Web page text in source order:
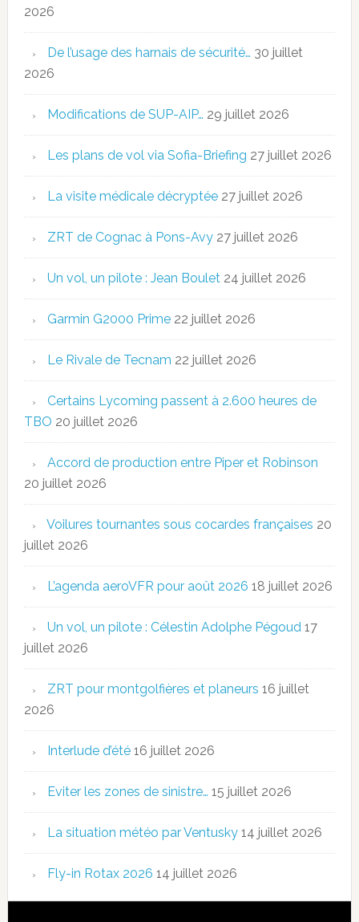
2026
De l’usage des harnais de sécurité… 30 juillet
2026
Modifications de SUP-AIP… 29 juillet 2026
Les plans de vol via Sofia-Briefing 27 juillet 2026
La visite médicale décryptée 27 juillet 2026
ZRT de Cognac à Pons-Avy 27 juillet 2026
Un vol, un pilote : Jean Boulet 24 juillet 2026
Garmin G2000 Prime 22 juillet 2026
Le Rivale de Tecnam 22 juillet 2026
Certains Lycoming passent à 2.600 heures de
TBO 20 juillet 2026
Accord de production entre Piper et Robinson
20 juillet 2026
Voilures tournantes sous cocardes françaises 20
juillet 2026
L’agenda aeroVFR pour août 2026 18 juillet 2026
Un vol, un pilote : Célestin Adolphe Pégoud 17
juillet 2026
ZRT pour montgolfières et planeurs 16 juillet
2026
Interlude d’été 16 juillet 2026
Eviter les zones de sinistre… 15 juillet 2026
La situation météo par Ventusky 14 juillet 2026
Fly-in Rotax 2026 14 juillet 2026